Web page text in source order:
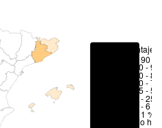
Porcentajes
> 90 %
80 -
70 -
50 -
25 -
6 - 25
1 - 6 %
< 1 %
No hay